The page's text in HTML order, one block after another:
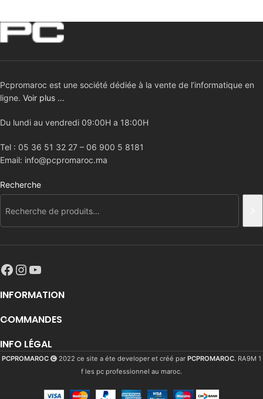
Pcpromaroc est une société dédiée à la vente de l’informatique en
ligne. Voir plus …
Du lundi au vendredi 09:00H a 18:00H
Tel : 05 36 51 32 27 – 06 900 5 8181
Email: info@pcpromaroc.ma
Recherche
INFORMATION
COMMANDES
INFO LÉGAL
PCPROMAROC 2022 ce site a éte developer et créé par PCPROMAROC. RA9M 1
f les pc professionnel au maroc.